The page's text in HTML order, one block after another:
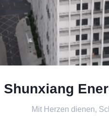
Mit Herzen dienen,